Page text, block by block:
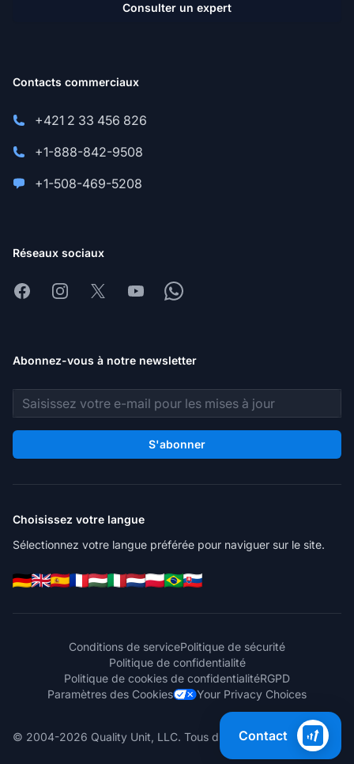
Consulter un expert
Contacts commerciaux
+421 2 33 456 826
+1-888-842-9508
+1-508-469-5208
Réseaux sociaux
FacebookInstagram
X YoutubeWhatsapp
Abonnez-vous à notre newsletter
Adresse e-mail
S'abonner
Choisissez votre langue
Sélectionnez votre langue préférée pour naviguer sur le site.
Conditions de servicePolitique de sécurité
Politique de confidentialité
Politique de cookies de confidentialitéRGPD
Paramètres des Cookies
Your Privacy Choices
© 2004-2026 Quality Unit, LLC. Tous droits réservés.
Contact